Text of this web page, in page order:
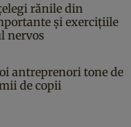
rănile din
și exercițiile
nervos
antreprenori tone de
de copii